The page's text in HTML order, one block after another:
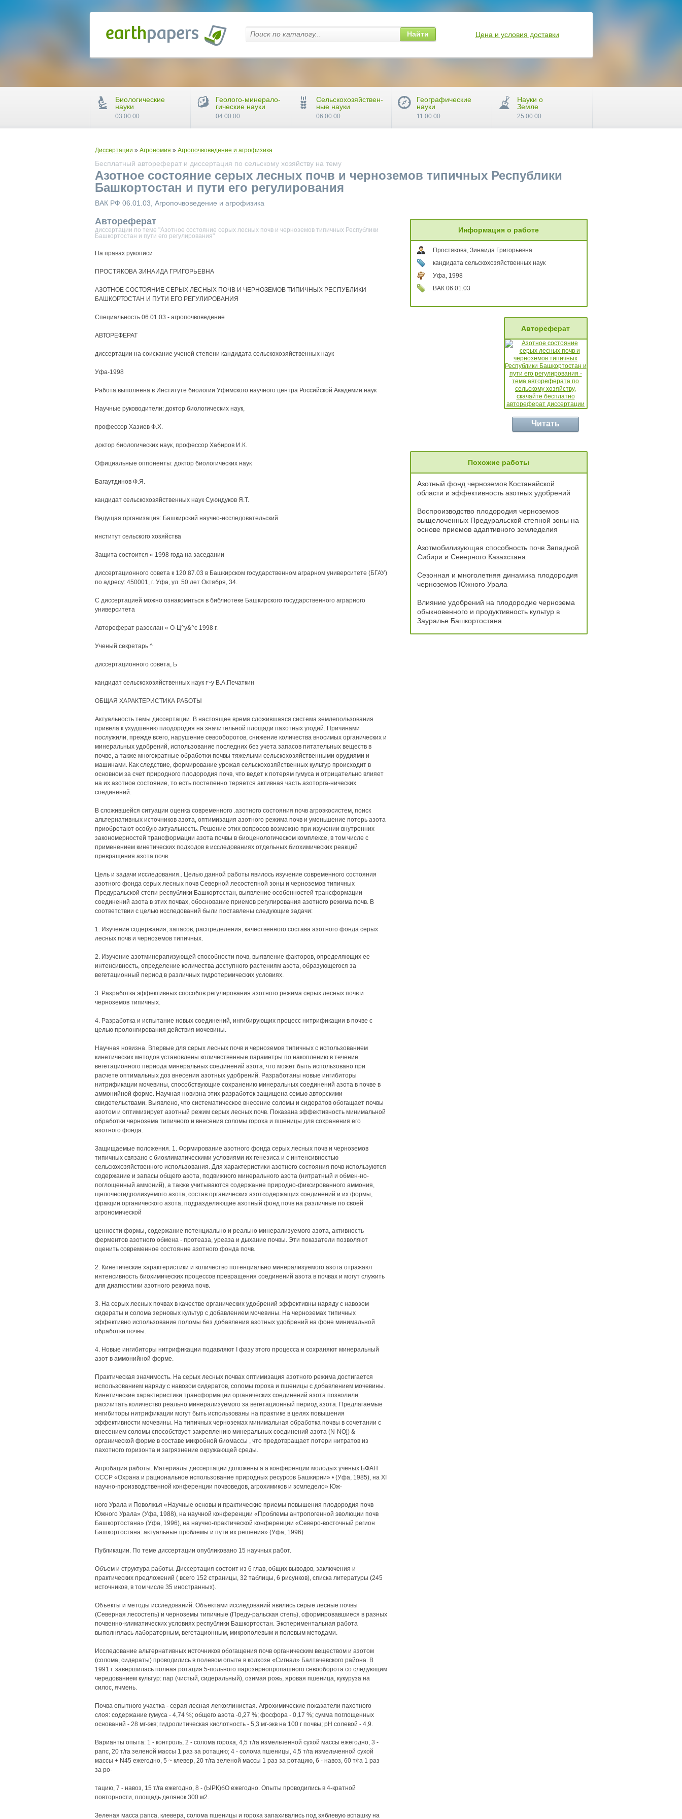
Диссертации » Агрономия » Агропочвоведение и агрофизика
Бесплатный автореферат и диссертация по сельскому хозяйству на тему
Азотное состояние серых лесных почв и черноземов типичных Республики
Башкортостан и пути его регулирования
ВАК РФ 06.01.03, Агропочвоведение и агрофизика
Автореферат
диссертации по теме "Азотное состояние серых лесных почв и черноземов типичных Республики
Башкортостан и пути его регулирования"
На правах рукописи
ПРОСТЯКОВА ЗИНАИДА ГРИГОРЬЕВНА
АЗОТНОЕ СОСТОЯНИЕ СЕРЫХ ЛЕСНЫХ ПОЧВ И ЧЕРНОЗЕМОВ ТИПИЧНЫХ РЕСПУБЛИКИ
БАШКОРТОСТАН И ПУТИ ЕГО РЕГУЛИРОВАНИЯ
Специальность 06.01.03 - агропочвоведение
АВТОРЕФЕРАТ
диссертации на соискание ученой степени кандидата сельскохозяйственных наук
Уфа-1998
Работа выполнена в Институте биологии Уфимского научного центра Российской Академии наук
Научные руководители: доктор биологических наук,
профессор Хазиев Ф.Х.
доктор биологических наук, профессор Хабиров И.К.
Официальные оппоненты: доктор биологических наук
Багаутдинов Ф.Я.
кандидат сельскохозяйственных наук Суюндуков Я.Т.
Ведущая организация: Башкирский научно-исследовательский
институт сельского хозяйства
Защита состоится « 1998 года на заседании
диссертационного совета к 120.87.03 в Башкирском государственном аграрном университете (БГАУ)
по адресу: 450001, г. Уфа, ул. 50 лет Октября, 34.
С диссертацией можно ознакомиться в библиотеке Башкирского государственного аграрного
университета
Автореферат разослан « О-Ц^у&^с 1998 г.
Ученый секретарь ^
диссертационного совета, Ь
кандидат сельскохозяйственных наук г~у В.А.Печаткин
ОБЩАЯ ХАРАКТЕРИСТИКА РАБОТЫ
Актуальность темы диссертации. В настоящее время сложившаяся система землепользования
привела к ухудшению плодородия на значительной площади пахотных угодий. Причинами
послужили, прежде всего, нарушение севооборотов, снижение количества вносимых органических и
минеральных удобрений, использование последних без учета запасов питательных веществ в
почве, а также многократные обработки почвы тяжелыми сельскохозяйственными орудиями и
машинами. Как следствие, формирование урожая сельскохозяйственных культур происходит в
основном за счет природного плодородия почв, что ведет к потерям гумуса и отрицательно влияет
на их азотное состояние, то есть постепенно теряется активная часть азоторга-нических
соединений.
В сложившейся ситуации оценка современного .азотного состояния почв агроэкосистем, поиск
альтернативных источников азота, оптимизация азотного режима почв и уменьшение потерь азота
приобретают особую актуальность. Решение этих вопросов возможно при изучении внутренних
закономерностей трансформации азота почвы в биоценологическом комплексе, в том числе с
применением кинетических подходов в исследованиях отдельных биохимических реакций
превращения азота почв.
Цель и задачи исследования.. Целью данной работы явилось изучение современного состояния
азотного фонда серых лесных почв Северной лесостепной зоны и черноземов типичных
Предуральской степи республики Башкортостан, выявление особенностей трансформации
соединений азота в этих почвах, обоснование приемов регулирования азотного режима почв. В
соответствии с целью исследований были поставлены следующие задачи:
1. Изучение содержания, запасов, распределения, качественного состава азотного фонда серых
лесных почв и черноземов типичных.
2. Изучение азотминерапизующей способности почв, выявление факторов, определяющих ее
интенсивность, определение количества доступного растениям азота, образующегося за
вегетационный период в различных гидротермических условиях.
3. Разработка эффективных способов регулирования азотного режима серых лесных почв и
черноземов типичных.
4. Разработка и испытание новых соединений, ингибирующих процесс нитрификации в почве с
целью пролонгирования действия мочевины.
Научная новизна. Впервые для серых лесных почв и черноземов типичных с использованием
кинетических методов установлены количественные параметры по накоплению в течение
вегетационного периода минеральных соединений азота, что может быть использовано при
расчете оптимальных доз внесения азотных удобрений. Разработаны новые ингибиторы
нитрификации мочевины, способствующие сохранению минеральных соединений азота в почве в
аммонийной форме. Научная новизна этих разработок защищена семью авторскими
свидетельствами. Выявлено, что систематическое внесение соломы и сидератов обогащает почвы
азотом и оптимизирует азотный режим серых лесных почв. Показана эффективность минимальной
обработки чернозема типичного и внесения соломы гороха и пшеницы для сохранения его
азотного фонда.
Защищаемые положения. 1. Формирование азотного фонда серых лесных почв и черноземов
типичных связано с биоклиматическими условиями их генезиса и с интенсивностью
сельскохозяйственного использования. Для характеристики азотного состояния почв используются
содержание и запасы общего азота, подвижного минерального азота (нитратный и обмен-но-
поглощенный аммоний), а также учитываются содержание природно-фиксированного аммония,
щелочногидролизуемого азота, состав органических азотсодержащих соединений и их формы,
фракции органического азота, подразделяющие азотный фонд почв на различные по своей
агрономической
ценности формы, содержание потенциально и реально минерализуемого азота, активность
ферментов азотного обмена - протеаза, уреаза и дыхание почвы. Эти показатели позволяют
оценить современное состояние азотного фонда почв.
2. Кинетические характеристики и количество потенциально минерализуемого азота отражают
интенсивность биохимических процессов превращения соединений азота в почвах и могут служить
для диагностики азотного режима почв.
3. На серых лесных почвах в качестве органических удобрений эффективны наряду с навозом
сидераты и солома зерновых культур с добавлением мочевины. На черноземах типичных
эффективно использование поломы без добавления азотных удобрений на фоне минимальной
обработки почвы.
4. Новые ингибиторы нитрификации подавляют I фазу этого процесса и сохраняют минеральный
азот в аммонийной форме.
Практическая значимость. На серых лесных почвах оптимизация азотного режима достигается
использованием наряду с навозом сидератов, соломы гороха и пшеницы с добавлением мочевины.
Кинетические характеристики трансформации органических соединений азота позволили
рассчитать количество реально минерализуемого за вегетационный период азота. Предлагаемые
ингибиторы нитрификации могут быть использованы на практике в целях повышения
эффективности мочевины. На типичных черноземах минимальная обработка почвы в сочетании с
внесением соломы способствует закреплению минеральных соединений азота (N-NOj) &
органической форме в составе микробной биомассы , что предотвращает потери нитратов из
пахотного горизонта и загрязнение окружающей среды.
Апробация работы. Материалы диссертации доложены а а конференции молодых ученых БФАН
СССР «Охрана и рациональное использование природных ресурсов Башкирии» • (Уфа, 1985), на XI
научно-производственной конференции почвоведов, агрохимиков и зсмледело» Юж-
ного Урала и Поволжья «Научные основы и практические приемы повышения плодородия почв
Южного Урала» (Уфа, 1988), на научной конференции «Проблемы антропогенной эволюции почв
Башкортостана» (Уфа, 1996), на научно-практической конференции «Северо-восточный регион
Башкортостана: актуальные проблемы и пути их решения» (Уфа, 1996).
Публикации. По теме диссертации опубликовано 15 научных работ.
Объем и структура работы. Диссертация состоит из 6 глав, общих выводов, заключения и
практических предложений ( всего 152 страницы, 32 таблицы, 6 рисунков), списка литературы (245
источников, в том числе 35 иностранных).
Объекты и методы исследований. Объектами исследований явились серые лесные почвы
(Северная лесостепь) и черноземы типичные (Преду-ральская степь), сформировавшиеся в разных
почвенно-климатических условиях республики Башкортостан. Экспериментальная работа
выполнялась лабораторным, вегетационным, микрополевым и полевым методами.
Исследование альтернативных источников обогащения почв органическим веществом и азотом
(солома, сидераты) проводились в полевом опыте в колхозе «Сигнал» Балтачевского района. В
1991 г. завершилась полная ротация 5-польного парозернопропашного севооборота со следующим
чередованием культур: пар (чистый, сидеральный), озимая рожь, яровая пшеница, кукуруза на
силос, ячмень.
Почва опытного участка - серая лесная легкоглинистая. Агрохимические показатели пахотного
слоя: содержание гумуса - 4,74 %; общего азота -0,27 %; фосфора - 0,17 %; сумма поглощенных
оснований - 28 мг-экв; гидролитическая кислотность - 5,3 мг-экв на 100 г почвы; рН солевой - 4,9.
Варианты опыта: 1 - контроль, 2 - солома гороха, 4,5 т/га измельченной сухой массы ежегодно, 3 -
рапс, 20 т/га зеленой массы 1 раз за ротацию; 4 - солома пшеницы, 4,5 т/га измельченной сухой
массы + N45 ежегодно, 5 ~ клевер, 20 т/га зеленой массы 1 раз за ротацию, 6 - навоз, 60 т/га 1 раз
за ро-
тацию, 7 - навоз, 15 т/га ежегодно, 8 - (ЫРК)бО ежегодно. Опыты проводились в 4-кратной
повторности, площадь делянок 300 м2.
Зеленая масса рапса, клевера, солома пшеницы и гороха запахивались под зяблевую вспашку на
Информация о работе
Простякова, Зинаида Григорьевна
кандидата сельскохозяйственных наук
Уфа, 1998
ВАК 06.01.03
Автореферат
Читать
Похожие работы
Азотный фонд черноземов Костанайской
области и эффективность азотных удобрений
Воспроизводство плодородия черноземов
выщелоченных Предуральской степной зоны на
основе приемов адаптивного земледелия
Азотмобилизующая способность почв Западной
Сибири и Северного Казахстана
Сезонная и многолетняя динамика плодородия
черноземов Южного Урала
Влияние удобрений на плодородие чернозема
обыкновенного и продуктивность культур в
Зауралье Башкортостана
Найти Цена и условия доставки
Биологические
науки
03.00.00
Геолого-минерало-
гические науки
04.00.00
Сельскохозяйствен-
ные науки
06.00.00
Географические
науки
11.00.00
Науки о
Земле
25.00.00